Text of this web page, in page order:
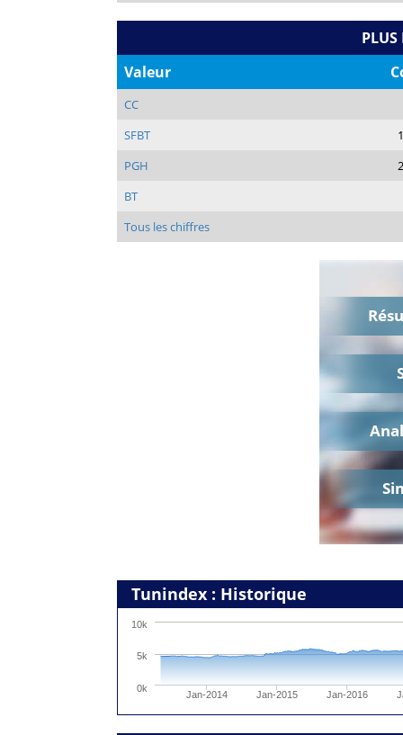
PLUS
Valeur
CC
SFBT
PGH
BT
Tous les chiffres
Tunindex : Historique
Jan-2014 Jan-2015 Jan-2016
0k
5k
10k